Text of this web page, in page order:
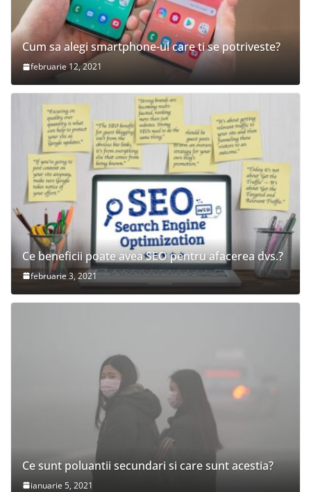
Cum sa alegi smartphone-ul care ti se potriveste?
februarie 12, 2021
Ce beneficii poate avea SEO pentru afacerea dvs.?
februarie 3, 2021
Ce sunt poluantii secundari si care sunt acestia?
ianuarie 5, 2021